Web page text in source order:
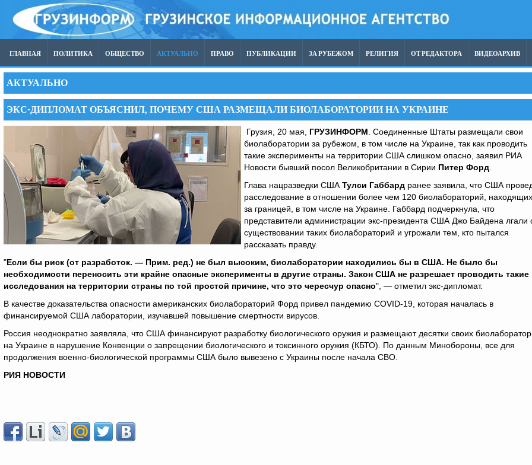
ГЛАВНАЯ ПОЛИТИКА ОБЩЕСТВО АКТУАЛЬНО ПРАВО ПУБЛИКАЦИИ ЗА РУБЕЖОМ РЕЛИГИЯ ОТ РЕДАКТОРА ВИДЕОАРХИВ
АКТУАЛЬНО
ЭКС-ДИПЛОМАТ ОБЪЯСНИЛ, ПОЧЕМУ США РАЗМЕЩАЛИ БИОЛАБОРАТОРИИ НА УКРАИНЕ
Грузия, 20 мая, ГРУЗИНФОРМ . Соединенные Штаты размещали свои
биолаборатории за рубежом, в том числе на Украине, так как проводить
такие эксперименты на территории США слишком опасно, заявил РИА
Новости бывший посол Великобритании в Сирии Питер Форд
Глава нацразведки США Тулси Габбард ранее заявила, что США
расследование в отношении более чем 120 биолабораторий,
за границей, в том числе на Украине. Габбард подчеркнула, что
представители администрации экс-президента США Джо Байдена лгали
существовании таких биолабораторий и угрожали тем, кто пытался
рассказать правду.
"Если бы риск (от разработок. — Прим. ред.) не был высоким, биолаборатории находились бы в США. Не было бы
необходимости переносить эти крайне опасные эксперименты в другие страны. Закон США не разрешает проводить такие
исследования на территории страны по той простой причине, что это чересчур опасно", — отметил экс-дипломат.
В качестве доказательства опасности американских биолабораторий Форд привел пандемию COVID-19, которая началась в
финансируемой США лаборатории, изучавшей повышение смертности вирусов.
Россия неоднократно заявляла, что США финансируют разработку биологического оружия и размещают десятки своих
на Украине в нарушение Конвенции о запрещении биологического и токсинного оружия (КБТО). По данным Минобороны, все для
продолжения военно-биологической программы США было вывезено с Украины после начала СВО.
РИЯ НОВОСТИ